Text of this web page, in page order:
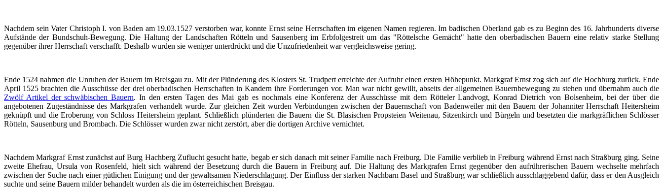
Nachdem sein Vater Christoph I. von Baden am 19.03.1527 verstorben war, konnte Ernst seine Herrschaften im eigenen Namen regieren. Im badischen Oberland gab es zu Beginn des 16. Jahrhunderts diverse
Aufstände der Bundschuh-Bewegung. Die Haltung der LandschaftenRötteln und Sausenberg im Erbfolgestreit um das "Röttelsche Gemächt" hatte den oberbadischen Bauern eine relativ starke Stellung
gegenüber ihrer Herrschaft verschafft. Deshalb wurden sie weniger unterdrückt und die Unzufriedenheit war vergleichsweise gering.
Ende 1524 nahmen die Unruhen der Bauern im Breisgau zu. Mit der Plünderung des Klosters St. Trudpert erreichte der Aufruhr einen ersten Höhepunkt. Markgraf Ernst zog sich auf die Hochburg zurück. Ende
April 1525 brachten die Ausschüsseder drei oberbadischen Herrschaften in Kandern ihre Forderungen vor. Man war nicht gewillt, abseits der allgemeinen Bauernbewegung zu stehen und übernahm auch die
Zwölf Artikel der schwäbischen Bauern. In den ersten Tagen des Mai gab es nochmals eine Konferenz der Ausschüsse mit dem RöttelerLandvogt, Konrad Dietrich von Bolsenheim, bei der über die
angebotenen Zugeständnisse des Markgrafen verhandelt wurde. Zur gleichen Zeit wurden Verbindungen zwischen der Bauernschaft von Badenweiler mit den Bauern der Johanniter Herrschaft Heitersheim
geknüpft und die Eroberung von Schloss Heitersheim geplant. Schließlich plünderten die Bauern die St.Blasischen Propsteien Weitenau, Sitzenkirch und Bürgeln und besetzten die markgräflichen Schlösser
Rötteln, Sausenburg und Brombach. Die Schlösserwurden zwar nicht zerstört, aber die dortigen Archive vernichtet.
Nachdem Markgraf Ernst zunächst auf Burg Hachberg Zuflucht gesucht hatte, begab er sich danach mit seiner Familie nach Freiburg. Die Familie verblieb in Freiburg während Ernst nach Straßburg ging. Seine
zweite Ehefrau, Ursula von Rosenfeld, hielt sich während der Besetzung durch die Bauern in Freiburg auf. Die Haltung des Markgrafen Ernst gegenüber den aufrührerischen Bauern wechselte mehrfach
zwischen der Suche nach einer gütlichen Einigung und der gewaltsamen Niederschlagung. Der Einfluss der starken Nachbarn Basel und Straßburg war schließlich ausschlaggebend dafür, dass er den Ausgleich
suchte und seine Bauern milder behandelt wurden als die im österreichischen Breisgau.